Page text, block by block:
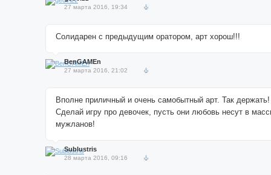
27 марта 2016, 19:34
Солидарен с предыдущим оратором, арт хорош!!!
BenGAMEn
27 марта 2016, 21:02
Вполне приличный и очень самобытный арт. Так держать!
Сделай игру про девочек, пусть они любовь несут в
мужланов!
Sublustris
28 марта 2016, 09:16